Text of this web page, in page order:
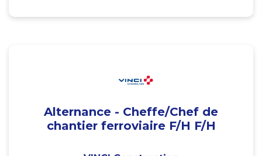
Alternance - Cheffe/Chef de
chantier ferroviaire F/H F/H